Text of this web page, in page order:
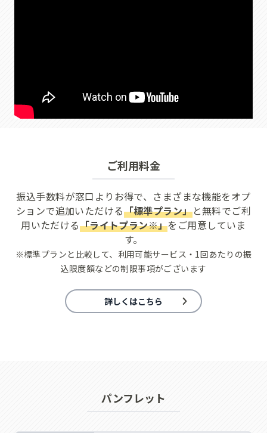
ご利用料金
振込手数料が窓口よりお得で、さまざまな機能をオプ
ションで追加いただける「標準プラン」と無料でご利
用いただける「ライトプラン※」をご用意していま
す。
※標準プランと比較して、利用可能サービス・1回あたりの振
込限度額などの制限事項がございます
詳しくはこちら
パンフレット